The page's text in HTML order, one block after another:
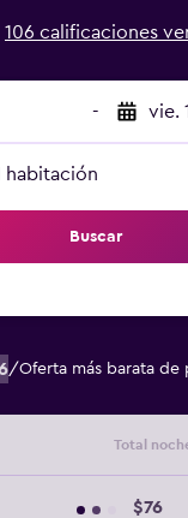
106 calificaciones
- vie.
habitación
Buscar
/Oferta más barata
Total
$76